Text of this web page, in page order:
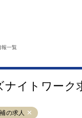
は？
一覧
イトワーク
の求人
町
町田